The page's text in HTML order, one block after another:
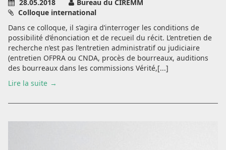
28.05.2018
Bureau du CIREMM
Colloque international
Dans ce colloque, il s’agira d’interroger les conditions de
possibilité d’énonciation et de recueil du récit. L’entretien de
recherche n’est pas l’entretien administratif ou judiciaire
(entretien OFPRA ou CNDA, procès de bourreaux, auditions
des bourreaux dans les commissions Vérité,[...]
Lire la suite